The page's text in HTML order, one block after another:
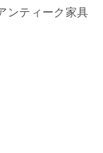
ンティーク家具